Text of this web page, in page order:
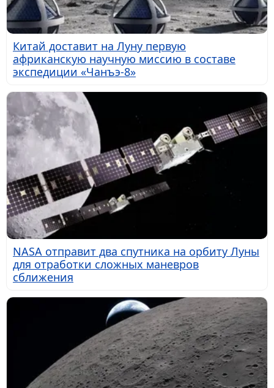
Китай доставит на Луну первую
африканскую научную миссию в составе
экспедиции «Чанъэ-8»
NASA отправит два спутника на орбиту Луны
для отработки сложных маневров
сближения